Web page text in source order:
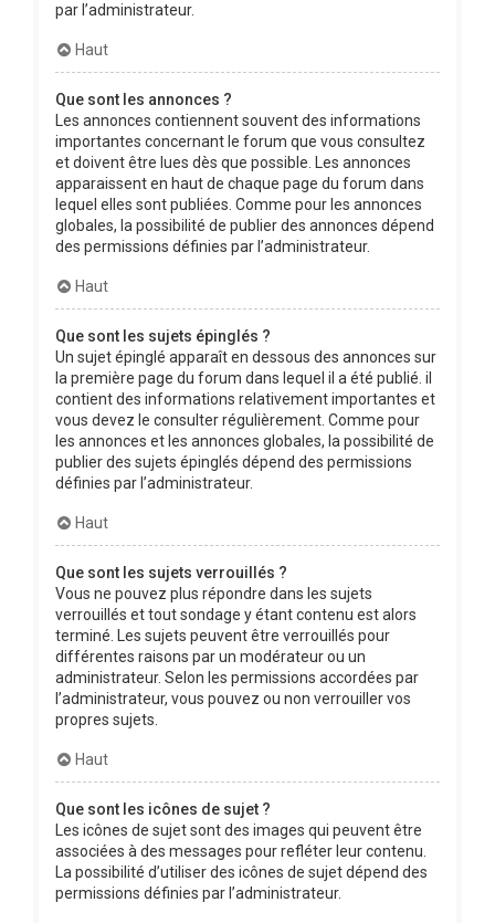
par l’administrateur.
Haut
Que sont les annonces ?
Les annonces contiennent souvent des informations
importantes concernant le forum que vous consultez
et doivent être lues dès que possible. Les annonces
apparaissent en haut de chaque page du forum dans
lequel elles sont publiées. Comme pour les annonces
globales, la possibilité de publier des annonces dépend
des permissions définies par l’administrateur.
Haut
Que sont les sujets épinglés ?
Un sujet épinglé apparaît en dessous des annonces sur
la première page du forum dans lequel il a été publié. il
contient des informations relativement importantes et
vous devez le consulter régulièrement. Comme pour
les annonces et les annonces globales, la possibilité de
publier des sujets épinglés dépend des permissions
définies par l’administrateur.
Haut
Que sont les sujets verrouillés ?
Vous ne pouvez plus répondre dans les sujets
verrouillés et tout sondage y étant contenu est alors
terminé. Les sujets peuvent être verrouillés pour
différentes raisons par un modérateur ou un
administrateur. Selon les permissions accordées par
l’administrateur, vous pouvez ou non verrouiller vos
propres sujets.
Haut
Que sont les icônes de sujet ?
Les icônes de sujet sont des images qui peuvent être
associées à des messages pour refléter leur contenu.
La possibilité d’utiliser des icônes de sujet dépend des
permissions définies par l’administrateur.